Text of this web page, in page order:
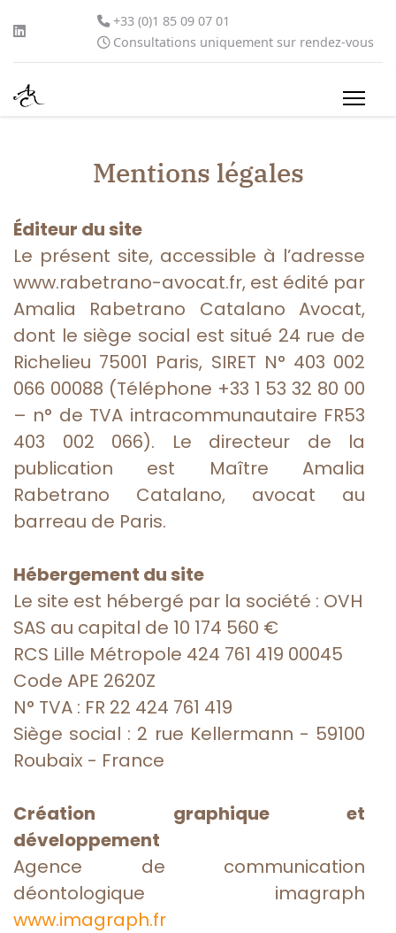
+33 (0)1 85 09 07 01
Consultations uniquement sur rendez-vous
Mentions légales
Éditeur du site
Le présent site, accessible à l’adresse
www.rabetrano-avocat.fr, est édité par
Amalia Rabetrano Catalano Avocat,
dont le siège social est situé 24 rue de
Richelieu 75001 Paris, SIRET N° 403 002
066 00088 (Téléphone +33 1 53 32 80 00
– n° de TVA intracommunautaire FR53
403 002 066). Le directeur de la
publication est Maître Amalia
Rabetrano Catalano, avocat au
barreau de Paris.
Hébergement du site
Le site est hébergé par la société : OVH
SAS au capital de 10 174 560 €
RCS Lille Métropole 424 761 419 00045
Code APE 2620Z
N° TVA : FR 22 424 761 419
Siège social : 2 rue Kellermann - 59100
Roubaix - France
Création graphique et
développement
Agence de communication
déontologique imagraph
www.imagraph.fr